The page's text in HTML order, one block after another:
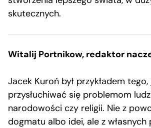
skutecznych.
Witalij Portnikow, redaktor
Jacek Kuroń był przykładem
przysłuchiwać się problemom
narodowości czy religii. Nie z
dogmatu albo idei, ale z własnych